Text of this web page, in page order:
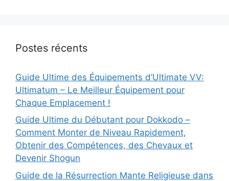
Postes récents
Guide Ultime des Équipements d’Ultimate VV:
Ultimatum – Le Meilleur Équipement pour
Chaque Emplacement !
Guide Ultime du Débutant pour Dokkodo –
Comment Monter de Niveau Rapidement,
Obtenir des Compétences, des Chevaux et
Devenir Shogun
Guide de la Résurrection Mante Religieuse dans